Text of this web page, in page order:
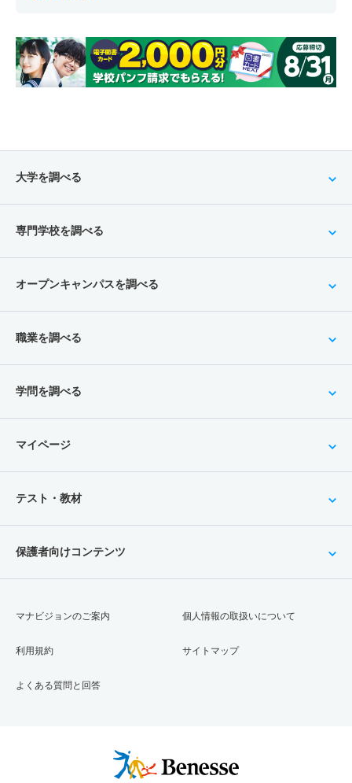
大学を調べる
専門学校を調べる
オープンキャンパスを調べる
職業を調べる
学問を調べる
マイページ
テスト・教材
保護者向けコンテンツ
マナビジョンのご案内
利用規約
よくある質問と回答
個人情報の取扱いについて
サイトマップ